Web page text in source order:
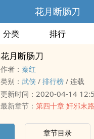
花月断肠刀
分类 排行
花月断肠刀
作者： 秦红
类别： 武侠 / 排行榜 / 连载
更新时间： 2020-04-14
最新章节： 第四十章 奸邪末路
章节目录